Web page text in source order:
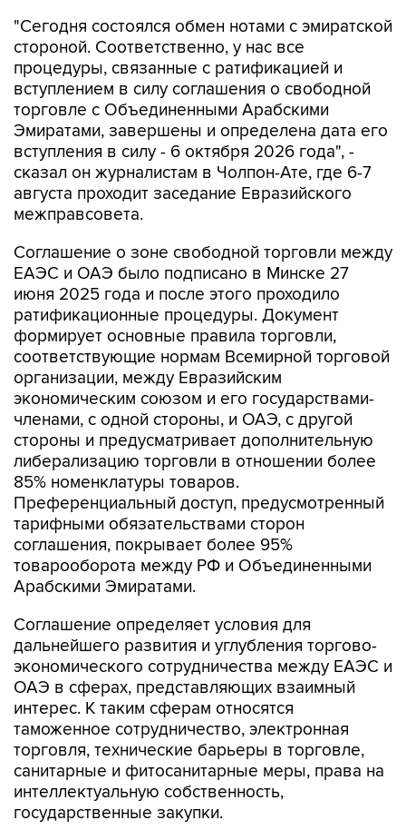
"Сегодня состоялся обмен нотами с эмиратской
стороной. Соответственно, у нас все
процедуры, связанные с ратификацией и
вступлением в силу соглашения о свободной
торговле с Объединенными Арабскими
Эмиратами, завершены и определена дата его
вступления в силу - 6 октября 2026 года", -
сказал он журналистам в Чолпон-Ате, где 6-7
августа проходит заседание Евразийского
межправсовета.
Соглашение о зоне свободной торговли между
ЕАЭС и ОАЭ было подписано в Минске 27
июня 2025 года и после этого проходило
ратификационные процедуры. Документ
формирует основные правила торговли,
соответствующие нормам Всемирной торговой
организации, между Евразийским
экономическим союзом и его государствами-
членами, с одной стороны, и ОАЭ, с другой
стороны и предусматривает дополнительную
либерализацию торговли в отношении более
85% номенклатуры товаров.
Преференциальный доступ, предусмотренный
тарифными обязательствами сторон
соглашения, покрывает более 95%
товарооборота между РФ и Объединенными
Арабскими Эмиратами.
Соглашение определяет условия для
дальнейшего развития и углубления торгово-
экономического сотрудничества между ЕАЭС и
ОАЭ в сферах, представляющих взаимный
интерес. К таким сферам относятся
таможенное сотрудничество, электронная
торговля, технические барьеры в торговле,
санитарные и фитосанитарные меры, права на
интеллектуальную собственность,
государственные закупки.